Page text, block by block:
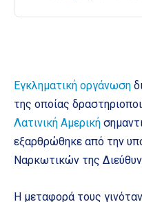
Εγκληματική οργάνωση
της οποίας
Λατινική Αμερική
εξαρθρώθηκε από την
Ναρκωτικών της
Η μεταφορά τους